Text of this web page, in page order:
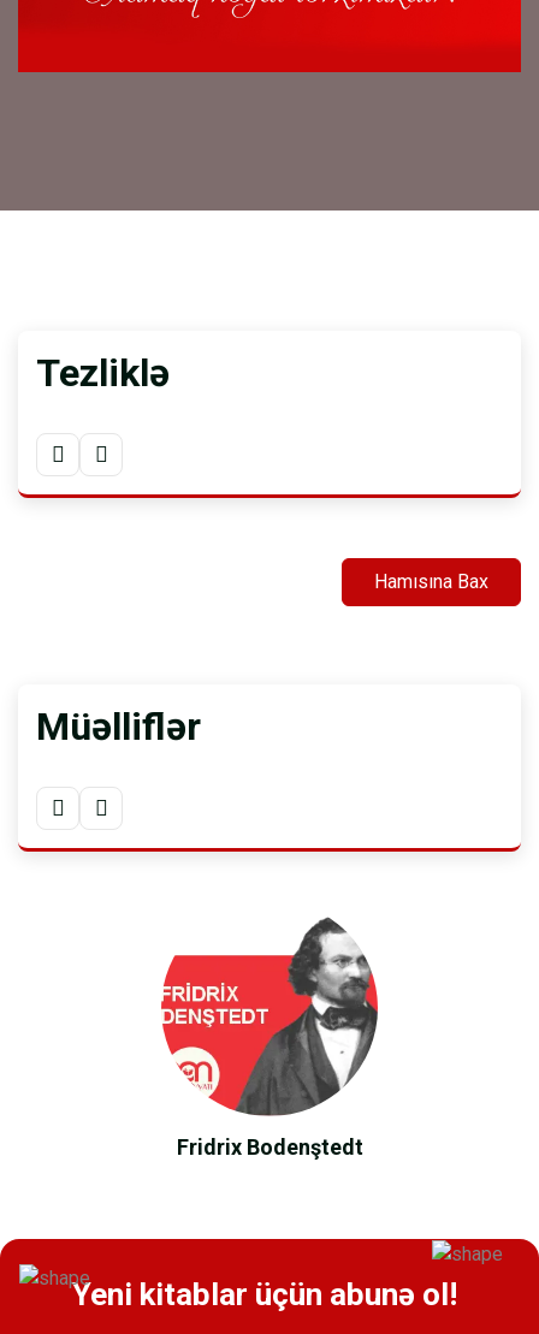
Tezliklə
Hamısına Bax
Müəlliflər
Fridrix Bodenştedt
Yeni kitablar üçün abunə ol!